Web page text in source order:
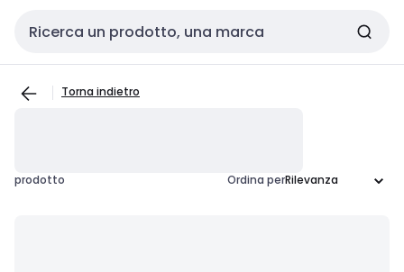
Cerca input
Torna indietro
prodotto Ordina per